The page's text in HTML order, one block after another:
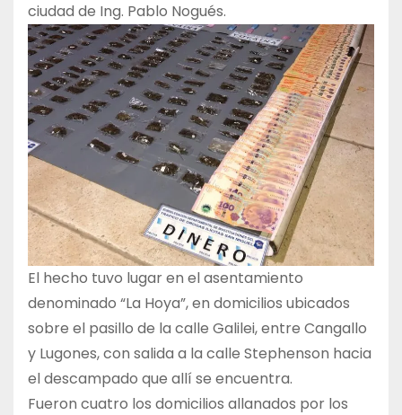
ciudad de Ing. Pablo Nogués.
El hecho tuvo lugar en el asentamiento
denominado “La Hoya”, en domicilios ubicados
sobre el pasillo de la calle Galilei, entre Cangallo
y Lugones, con salida a la calle Stephenson hacia
el descampado que allí se encuentra.
Fueron cuatro los domicilios allanados por los